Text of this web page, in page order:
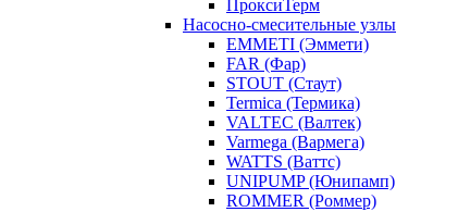
ПроксиТерм
Насосно-смесительные узлы
EMMETI (Эммети)
FAR (Фар)
STOUT (Стаут)
Termica (Термика)
VALTEC (Валтек)
Varmega (Вармега)
WATTS (Ваттс)
UNIPUMP (Юнипамп)
ROMMER (Роммер)